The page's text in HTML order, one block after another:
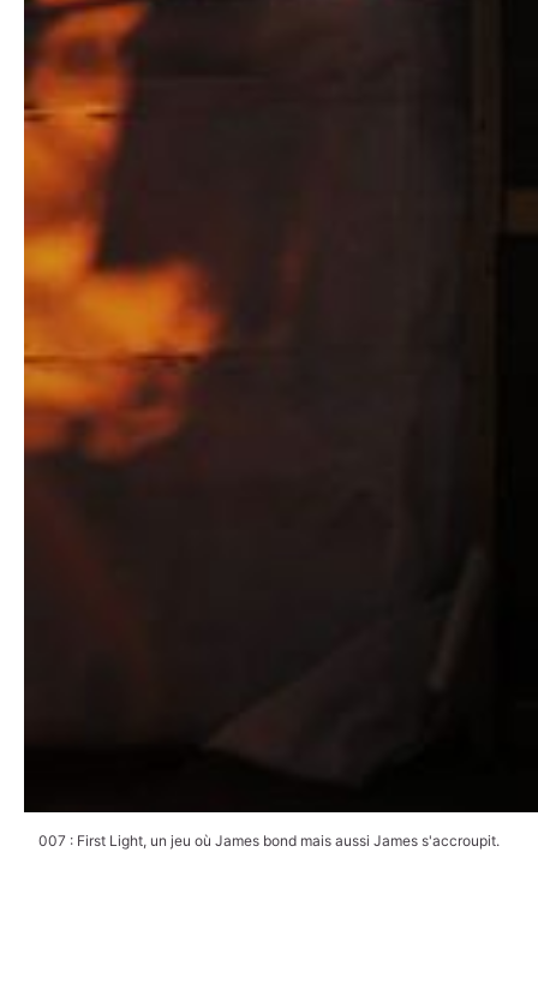
007 : First Light, un jeu où James bond mais aussi James s'accroupit.